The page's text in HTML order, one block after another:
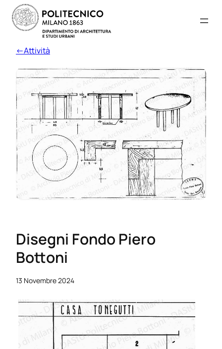
←Attività
Disegni Fondo Piero
Bottoni
13 Novembre 2024